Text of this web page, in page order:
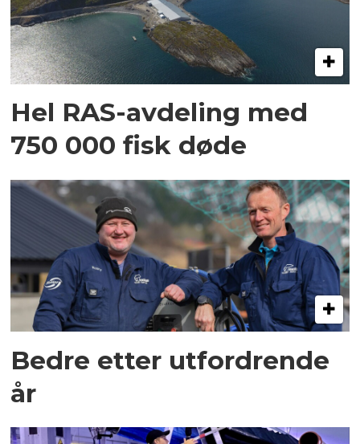
Hel RAS-avdeling med
750 000 fisk døde
Bedre etter utfordrende
år